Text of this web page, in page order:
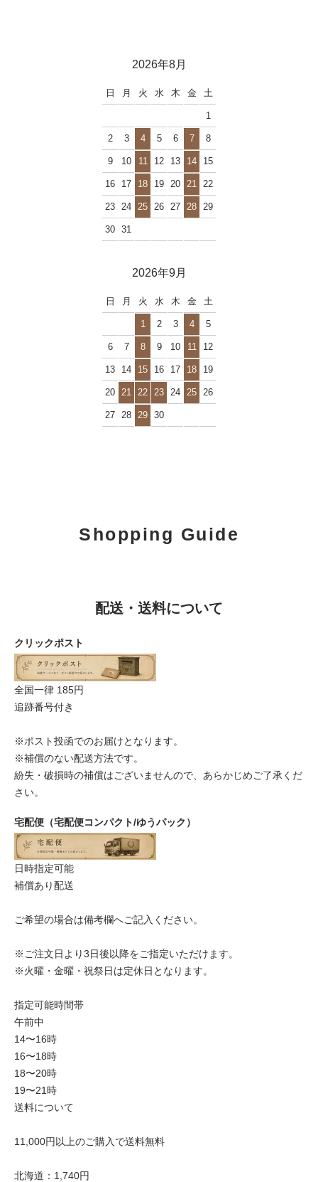
2026年8月
日 月 火 水 木 金 土
1
2 3 4 5 6 7 8
9 10 11 12 13 14 15
16 17 18 19 20 21 22
23 24 25 26 27 28 29
30 31
2026年9月
日 月 火 水 木 金 土
1 2 3 4 5
6 7 8 9 10 11 12
13 14 15 16 17 18 19
20 21 22 23 24 25 26
27 28 29 30
Shopping Guide
配送・送料について
クリックポスト
全国一律 185円
追跡番号付き
※ポスト投函でのお届けとなります。
※補償のない配送方法です。
紛失・破損時の補償はございませんので、あらかじめご了承くだ
さい。
宅配便（宅配便コンパクト/ゆうパック）
日時指定可能
補償あり配送
ご希望の場合は備考欄へご記入ください。
※ご注文日より3日後以降をご指定いただけます。
※火曜・金曜・祝祭日は定休日となります。
指定可能時間帯
午前中
14〜16時
16〜18時
18〜20時
19〜21時
送料について
11,000円以上のご購入で送料無料
北海道：1,740円